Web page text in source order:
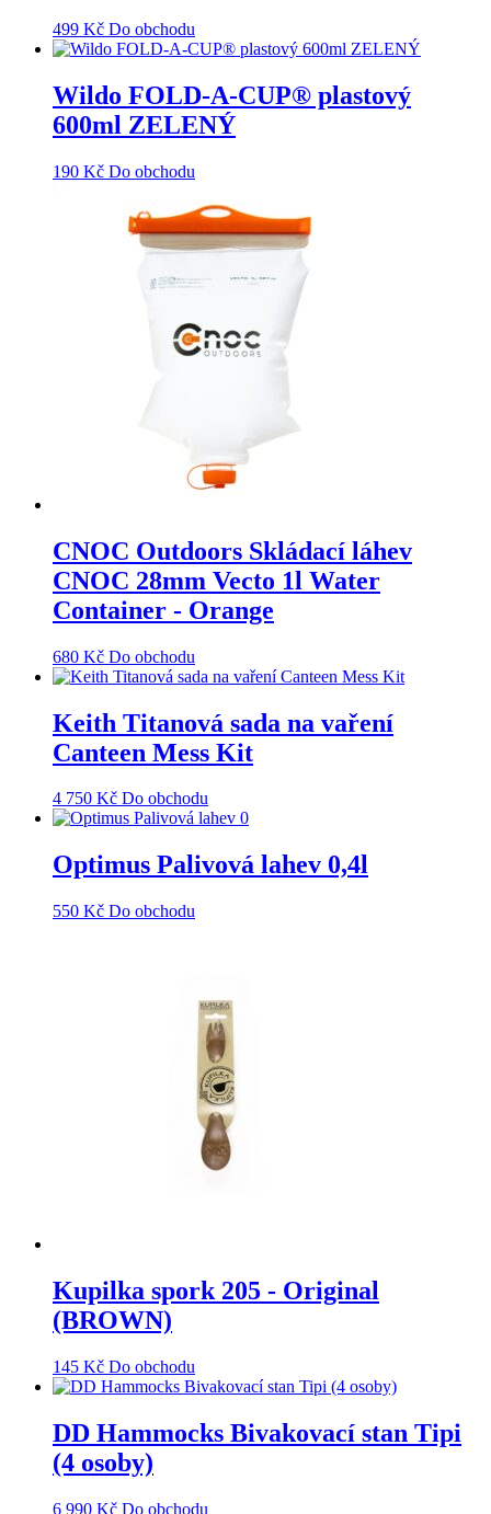
499 Kč Do obchodu
Wildo FOLD-A-CUP® plastový
600ml ZELENÝ
190 Kč Do obchodu
CNOC Outdoors Skládací láhev
CNOC 28mm Vecto 1l Water
Container - Orange
680 Kč Do obchodu
Keith Titanová sada na vaření
Canteen Mess Kit
4 750 Kč Do obchodu
Optimus Palivová lahev 0,4l
550 Kč Do obchodu
Kupilka spork 205 - Original
(BROWN)
145 Kč Do obchodu
DD Hammocks Bivakovací stan Tipi
(4 osoby)
6 990 Kč Do obchodu